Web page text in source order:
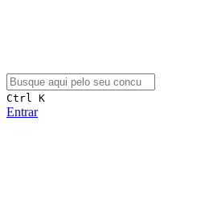
Ctrl K
Entrar